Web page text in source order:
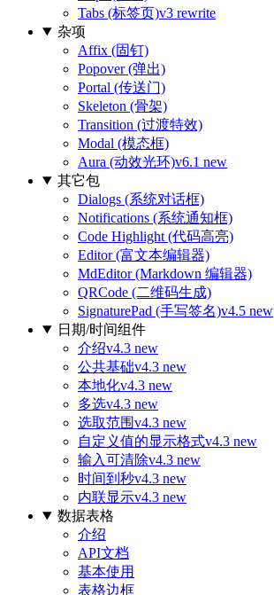
Tabs (标签页)v3 rewrite
杂项
Affix (固钉)
Popover (弹出)
Portal (传送门)
Skeleton (骨架)
Transition (过渡特效)
Modal (模态框)
Aura (动效光环)v6.1 new
其它包
Dialogs (系统对话框)
Notifications (系统通知框)
Code Highlight (代码高亮)
Editor (富文本编辑器)
MdEditor (Markdown 编辑器)
QRCode (二维码生成)
SignaturePad (手写签名)v4.5 new
日期/时间组件
介绍v4.3 new
公共基础v4.3 new
本地化v4.3 new
多选v4.3 new
选取范围v4.3 new
自定义值的显示格式v4.3 new
输入可清除v4.3 new
时间到秒v4.3 new
内联显示v4.3 new
数据表格
介绍
API文档
基本使用
表格边框